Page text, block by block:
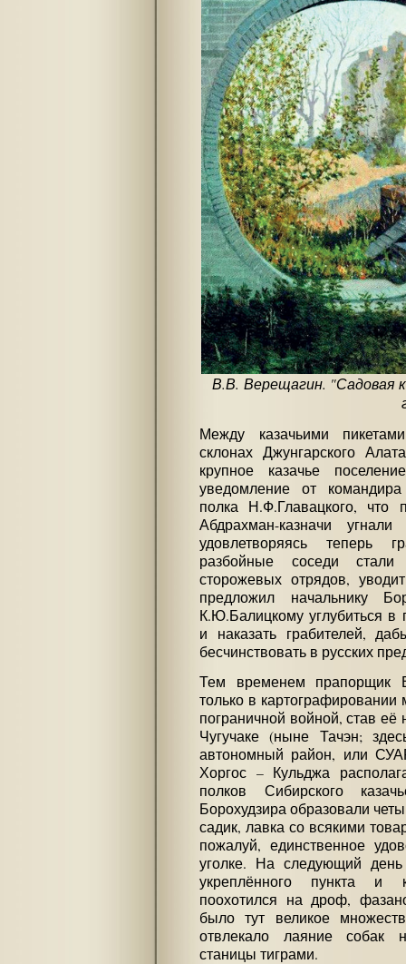
В.В. Верещагин. "Садовая
Между казачьими
склонах Джунгарского
крупное казачье
уведомление от
полка Н.Ф.Главацкого, что
Абдрахман-казначи
удовлетворяясь теперь
разбойные соседи стали
сторожевых отрядов,
предложил начальнику
К.Ю.Балицкому углубиться в
и наказать грабителей,
бесчинствовать в русских
Тем временем прапорщик
только в картографировании
пограничной войной, став
Чугучаке (ныне Тачэн;
автономный район, или
Хоргос – Кульджа
полков Сибирского
Борохудзира образовали
садик, лавка со всякими
пожалуй, единственное
уголке. На следующий день
укреплённого пункта и
поохотился на дроф,
было тут великое
отвлекало лаяние собак
станицы тиграми.